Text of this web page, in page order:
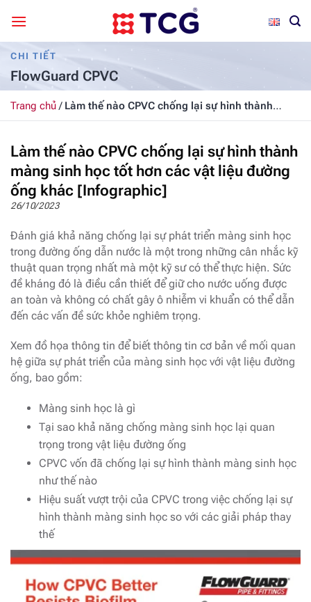
qua
nội
dungCHI TIẾT
FlowGuard CPVC
Trang chủ/ Làm thế nào CPVC chống lại sự hình thành
màng sinh học tốt hơn các vật liệu đường ống khác
Làm thế nào CPVC chống lại sự hình thành
màng sinh học tốt hơn các vật liệu đường
ống khác [Infographic]
26/10/2023
Đánh giá khả năng chống lại sự phát triển màng sinh học
trong đường ống dẫn nước là một trong những cân nhắc kỹ
thuật quan trọng nhất mà một kỹ sư có thể thực hiện. Sức
đề kháng đó là điều cần thiết để giữ cho nước uống được
an toàn và không có chất gây ô nhiễm vi khuẩn có thể dẫn
đến các vấn đề sức khỏe nghiêm trọng.
Xem đồ họa thông tin để biết thông tin cơ bản về mối quan
hệ giữa sự phát triển của màng sinh học với vật liệu đường
ống, bao gồm:
Màng sinh học là gì
Tại sao khả năng chống màng sinh học lại quan
trọng trong vật liệu đường ống
CPVC vốn đã chống lại sự hình thành màng sinh học
như thế nào
Hiệu suất vượt trội của CPVC trong việc chống lại sự
hình thành màng sinh học so với các giải pháp thay
thế